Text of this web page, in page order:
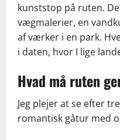
kunststop på ruten.
vægmalerier, en
af værker i en park.
i daten, hvor I lige
Hvad må ruten
Jeg plejer at se efter
romantisk gåtur med